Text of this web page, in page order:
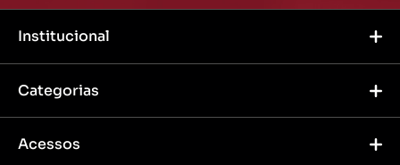
Institucional
Categorias
Acessos